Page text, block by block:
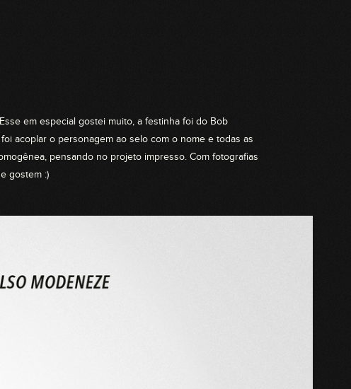
em especial gostei muito, a festinha foi do Bob
acoplar o personagem ao selo com o nome e todas as
pensando no projeto impresso. Com fotografias
gostem :)